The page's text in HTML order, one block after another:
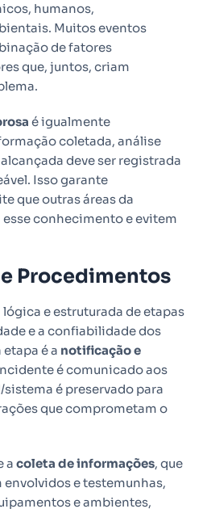
humanos,
Muitos eventos
de fatores
que, juntos, criam
é igualmente
coletada, análise
deve ser registrada
Isso garante
que outras áreas da
conhecimento e evitem
Procedimentos
e estruturada de etapas
e a confiabilidade dos
é a notificação e
é comunicado aos
é preservado para
que comprometam o
a coleta de informações, que
e testemunhas,
e ambientes,